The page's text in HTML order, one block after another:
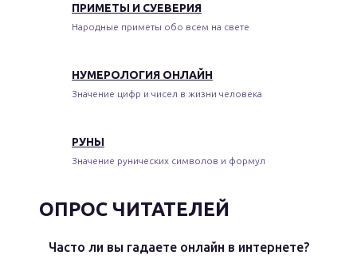
ПРИМЕТЫ И СУЕВЕРИЯ
Народные приметы обо всем на свете
НУМЕРОЛОГИЯ ОНЛАЙН
Значение цифр и чисел в жизни человека
РУНЫ
Значение рунических символов и формул
ОПРОС ЧИТАТЕЛЕЙ
Часто ли вы гадаете онлайн в интернете?